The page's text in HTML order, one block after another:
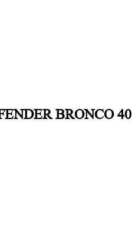
BRONCO 40